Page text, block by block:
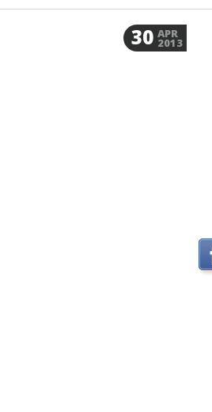
30 APR
2013